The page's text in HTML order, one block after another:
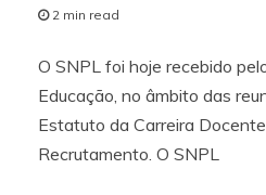
2 min read
O SNPL foi hoje recebido
Educação, no âmbito das
Estatuto da Carreira
Recrutamento. O SNPL